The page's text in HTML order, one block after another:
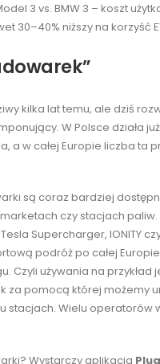
3 vs. BMW 3 – koszt
30–40% niższy na korzyść
kilka lat temu, ale dziś
W Polsce działa
a w całej Europie liczba ta
są coraz bardziej
czy stacjach paliw.
Supercharger, IONITY
podróż po całej
Czyli używania na przykład
za pomocą której możemy
stacjach. Wielu operatorów
Wystarczy aplikacja